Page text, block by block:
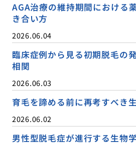
AGA治療の維持期間における
き合い方
2026.06.04
臨床症例から見る初期脱毛の
相関
2026.06.03
育毛を諦める前に再考すべき
2026.06.02
男性型脱毛症が進行する生物